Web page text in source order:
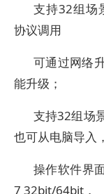
支持32组场
协议调用
可通过网络
能升级；
支持32组场
也可从电脑导入
操作软件界
7 32bit/64bit，